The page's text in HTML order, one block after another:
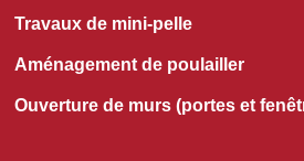
Travaux de mini-pelle
Aménagement de poulailler
Ouverture de murs (portes et